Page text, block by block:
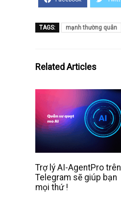
TAGS: mạnh thường quân
Related Articles
Trợ lý AI-AgentPro trên
Telegram sẽ giúp bạn
mọi thứ !